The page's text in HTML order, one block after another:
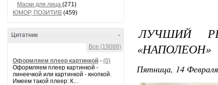
Маски для лица (271)
ЮМОР, ПОЗИТИВ (459)
-
Цитатник
Все (19088)
Оформляем плеер картинкой - (0)
Оформляем плеер картинкой -
линеечкой или картинкой - кнопкой.
Имеем такой плеер: К...
ЛУЧШИЙ
«НАПОЛЕОН»
Пятница, 14